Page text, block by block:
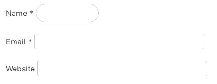
Name *
Email *
Website